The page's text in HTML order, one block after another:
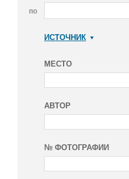
по
ИСТОЧНИК
МЕСТО
АВТОР
№ ФОТОГРАФИИ